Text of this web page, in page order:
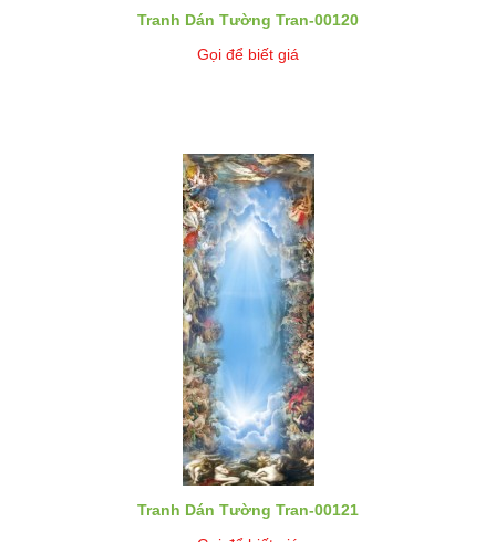
Tranh Dán Tường Tran-00120
Gọi để biết giá
Tranh Dán Tường Tran-00121